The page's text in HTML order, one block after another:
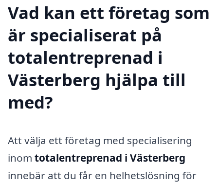
Vad kan ett företag som
är specialiserat på
totalentreprenad i
Västerberg hjälpa till
med?
Att välja ett företag med specialisering
inom totalentreprenad i Västerberg
innebär att du får en helhetslösning för